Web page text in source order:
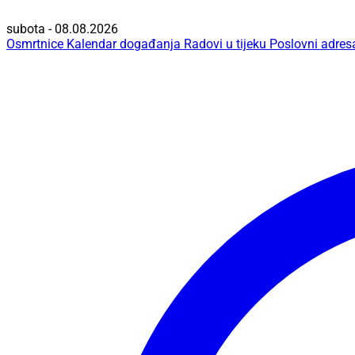
subota - 08.08.2026
Osmrtnice Kalendar događanja Radovi u tijeku Poslovni